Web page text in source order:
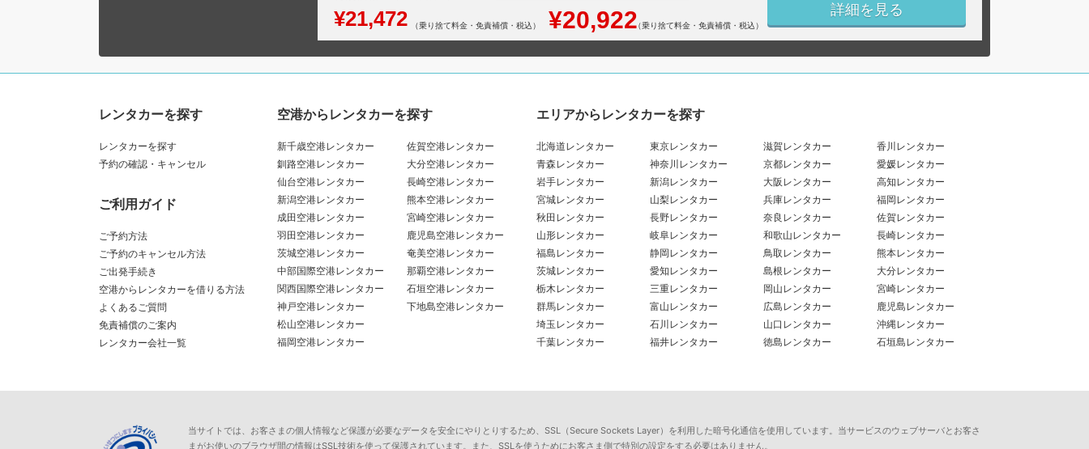
¥21,472 （乗り捨て料金・免責補償・税込） ¥20,922（乗り捨て料金・免責補償・税込）
詳細を見る
レンタカーを探す
レンタカーを探す
予約の確認・キャンセル
ご利用ガイド
ご予約方法
ご予約のキャンセル方法
ご出発手続き
空港からレンタカーを借りる方法
よくあるご質問
免責補償のご案内
レンタカー会社一覧
空港からレンタカーを探す
新千歳空港レンタカー
釧路空港レンタカー
仙台空港レンタカー
新潟空港レンタカー
成田空港レンタカー
羽田空港レンタカー
茨城空港レンタカー
中部国際空港レンタカー
関西国際空港レンタカー
神戸空港レンタカー
松山空港レンタカー
福岡空港レンタカー
佐賀空港レンタカー
大分空港レンタカー
長崎空港レンタカー
熊本空港レンタカー
宮崎空港レンタカー
鹿児島空港レンタカー
奄美空港レンタカー
那覇空港レンタカー
石垣空港レンタカー
下地島空港レンタカー
エリアからレンタカーを探す
北海道レンタカー
青森レンタカー
岩手レンタカー
宮城レンタカー
秋田レンタカー
山形レンタカー
福島レンタカー
茨城レンタカー
栃木レンタカー
群馬レンタカー
埼玉レンタカー
千葉レンタカー
東京レンタカー
神奈川レンタカー
新潟レンタカー
山梨レンタカー
長野レンタカー
岐阜レンタカー
静岡レンタカー
愛知レンタカー
三重レンタカー
富山レンタカー
石川レンタカー
福井レンタカー
滋賀レンタカー
京都レンタカー
大阪レンタカー
兵庫レンタカー
奈良レンタカー
和歌山レンタカー
鳥取レンタカー
島根レンタカー
岡山レンタカー
広島レンタカー
山口レンタカー
徳島レンタカー
香川レンタカー
愛媛レンタカー
高知レンタカー
福岡レンタカー
佐賀レンタカー
長崎レンタカー
熊本レンタカー
大分レンタカー
宮崎レンタカー
鹿児島レンタカー
沖縄レンタカー
石垣島レンタカー
当サイトでは、お客さまの個人情報など保護が必要なデータを安全にやりとりするため、SSL（Secure Sockets Layer）を利用した暗号化通信を使用しています。当サービスのウェブサーバとお客さ
まがお使いのブラウザ間の情報はSSL技術を使って保護されています。また、SSLを使うためにお客さま側で特別の設定をする必要はありません。